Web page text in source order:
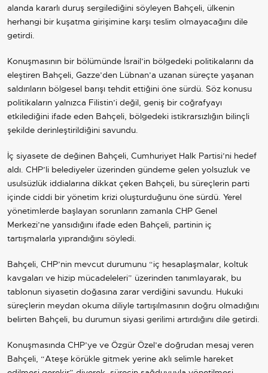
alanda kararlı duruş sergilediğini söyleyen Bahçeli, ülkenin
herhangi bir kuşatma girişimine karşı teslim olmayacağını dile
getirdi.
Konuşmasının bir bölümünde İsrail’in bölgedeki politikalarını da
eleştiren Bahçeli, Gazze’den Lübnan’a uzanan süreçte yaşanan
saldırıların bölgesel barışı tehdit ettiğini öne sürdü. Söz konusu
politikaların yalnızca Filistin’i değil, geniş bir coğrafyayı
etkilediğini ifade eden Bahçeli, bölgedeki istikrarsızlığın bilinçli
şekilde derinleştirildiğini savundu.
İç siyasete de değinen Bahçeli, Cumhuriyet Halk Partisi’ni hedef
aldı. CHP’li belediyeler üzerinden gündeme gelen yolsuzluk ve
usulsüzlük iddialarına dikkat çeken Bahçeli, bu süreçlerin parti
içinde ciddi bir yönetim krizi oluşturduğunu öne sürdü. Yerel
yönetimlerde başlayan sorunların zamanla CHP Genel
Merkezi’ne yansıdığını ifade eden Bahçeli, partinin iç
tartışmalarla yıprandığını söyledi.
Bahçeli, CHP’nin mevcut durumunu “iç hesaplaşmalar, koltuk
kavgaları ve hizip mücadeleleri” üzerinden tanımlayarak, bu
tablonun siyasetin doğasına zarar verdiğini savundu. Hukuki
süreçlerin meydan okuma diliyle tartışılmasının doğru olmadığını
belirten Bahçeli, bu durumun siyasi gerilimi artırdığını dile getirdi.
Konuşmasında CHP’ye ve Özgür Özel’e doğrudan mesaj veren
Bahçeli, “Ateşe körükle gitmek yerine aklı selimle hareket